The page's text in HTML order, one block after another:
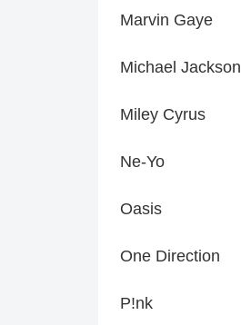
Marvin Gaye
Michael Jackson
Miley Cyrus
Ne-Yo
Oasis
One Direction
P!nk